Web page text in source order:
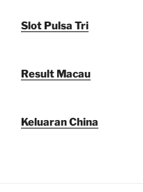
Slot Pulsa Tri
Result Macau
Keluaran China